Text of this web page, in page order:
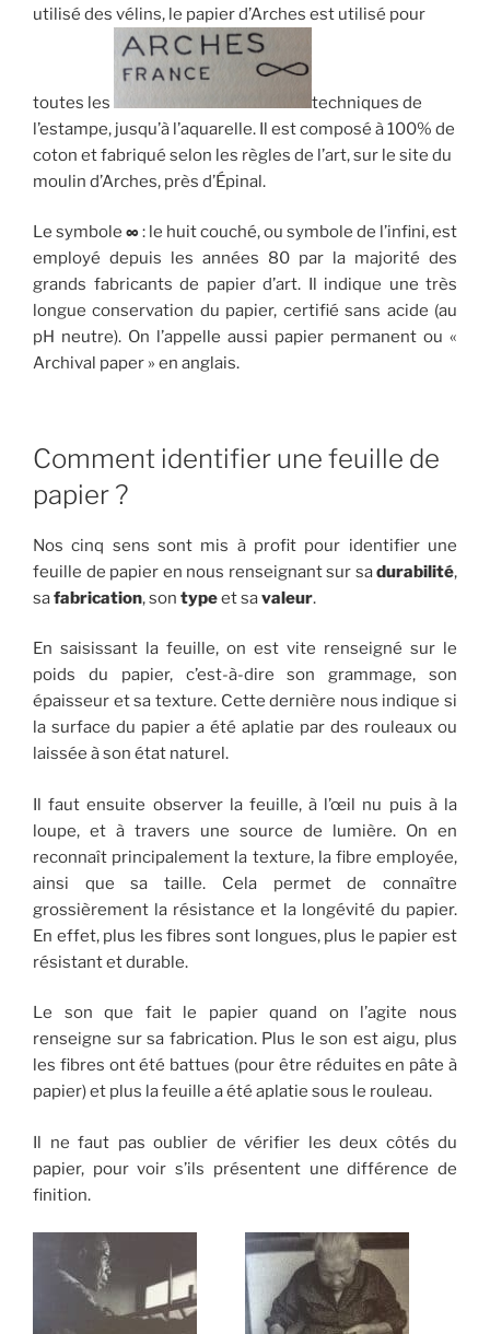
utilisé des vélins, le papier d’Arches est utilisé pour
toutes les
techniques de
l’estampe, jusqu’à l’aquarelle. Il est composé à 100% de
coton et fabriqué selon les règles de l’art, sur le site du
moulin d’Arches, près d’Épinal.
Le symbole ∞ : le huit couché, ou symbole de l’infini, est
employé depuis les années 80 par la majorité des
grands fabricants de papier d’art. Il indique une très
longue conservation du papier, certifié sans acide (au
pH neutre). On l’appelle aussi papier permanent ou «
Archival paper » en anglais.
Comment identifier une feuille de
papier ?
Nos cinq sens sont mis à profit pour identifier une
feuille de papier en nous renseignant sur sadurabilité,
safabrication, son typeet savaleur.
En saisissant la feuille, on est vite renseigné sur le
poids du papier, c’est-à-dire son grammage, son
épaisseur et sa texture. Cette dernière nous indique si
la surface du papier a été aplatie par des rouleaux ou
laissée à son état naturel.
Il faut ensuite observer la feuille, à l’œil nu puis à la
loupe, et à travers une source de lumière. On en
reconnaît principalement la texture, la fibre employée,
ainsi que sa taille. Cela permet de connaître
grossièrement la résistance et la longévité du papier.
En effet, plus les fibres sont longues, plus le papier est
résistant et durable.
Le son que fait le papier quand on l’agite nous
renseigne sur sa fabrication. Plus le son est aigu, plus
les fibres ont été battues (pour être réduites en pâte à
papier) et plus la feuille a été aplatie sous le rouleau.
Il ne faut pas oublier de vérifier les deux côtés du
papier, pour voir s’ils présentent une différence de
finition.